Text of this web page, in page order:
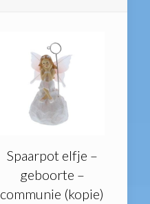
Spaarpot elfje –
geboorte –
communie (kopie)